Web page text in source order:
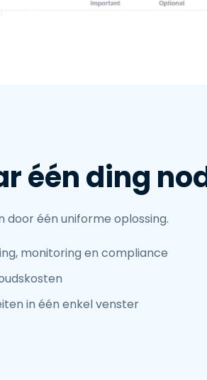
één ding
één uniforme oplossing.
monitoring en compliance
in één enkel venster